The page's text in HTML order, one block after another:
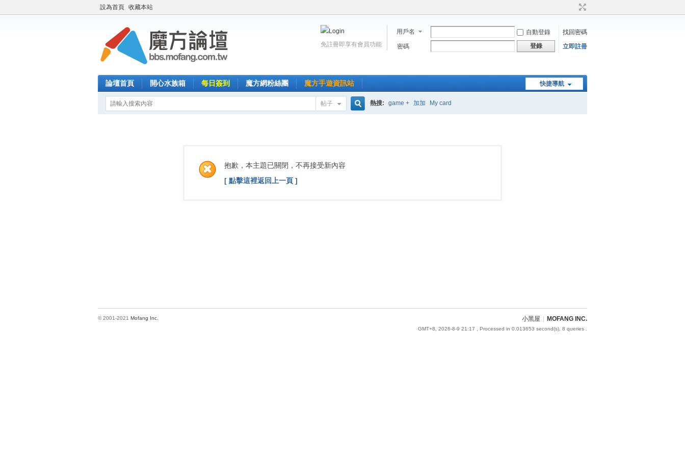
設為首頁 收藏本站
用戶名 自動登錄
找回密碼
密碼
登錄 立即註冊
免註冊即享有會員功能
快捷導航
論壇首頁 開心水族箱 每日簽到 魔方網粉絲團 魔方手遊資訊站
帖子 熱搜: game + 加加 My card
抱歉，本主題已關閉，不再接受新內容
[ 點擊這裡返回上一頁 ]
小黑屋 MOFANG INC.
GMT+8, 2026-8-9 21:17 , Processed in 0.013653 second(s), 8 queries .
© 2001-2021 Mofang Inc.